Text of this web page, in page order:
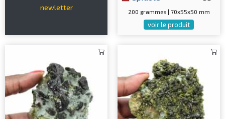
newletter
200 grammes | 70x55x50 mm
voir le produit